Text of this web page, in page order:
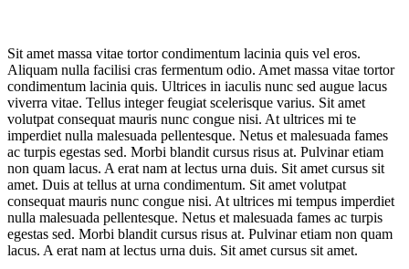
Sit amet massa vitae tortor condimentum lacinia quis vel eros.
Aliquam nulla facilisi cras fermentum odio. Amet massa vitae tortor
condimentum lacinia quis. Ultrices in iaculis nunc sed augue lacus
viverra vitae. Tellus integer feugiat scelerisque varius. Sit amet
volutpat consequat mauris nunc congue nisi. At ultrices mi te
imperdiet nulla malesuada pellentesque. Netus et malesuada fames
ac turpis egestas sed. Morbi blandit cursus risus at. Pulvinar etiam
non quam lacus. A erat nam at lectus urna duis. Sit amet cursus sit
amet. Duis at tellus at urna condimentum. Sit amet volutpat
consequat mauris nunc congue nisi. At ultrices mi tempus imperdiet
nulla malesuada pellentesque. Netus et malesuada fames ac turpis
egestas sed. Morbi blandit cursus risus at. Pulvinar etiam non quam
lacus. A erat nam at lectus urna duis. Sit amet cursus sit amet.